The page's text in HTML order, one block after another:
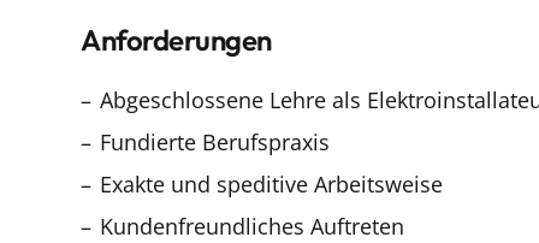
Anforderungen
Abgeschlossene Lehre als
Fundierte Berufspraxis
Exakte und speditive Arbeitsweise
Kundenfreundliches Auftreten